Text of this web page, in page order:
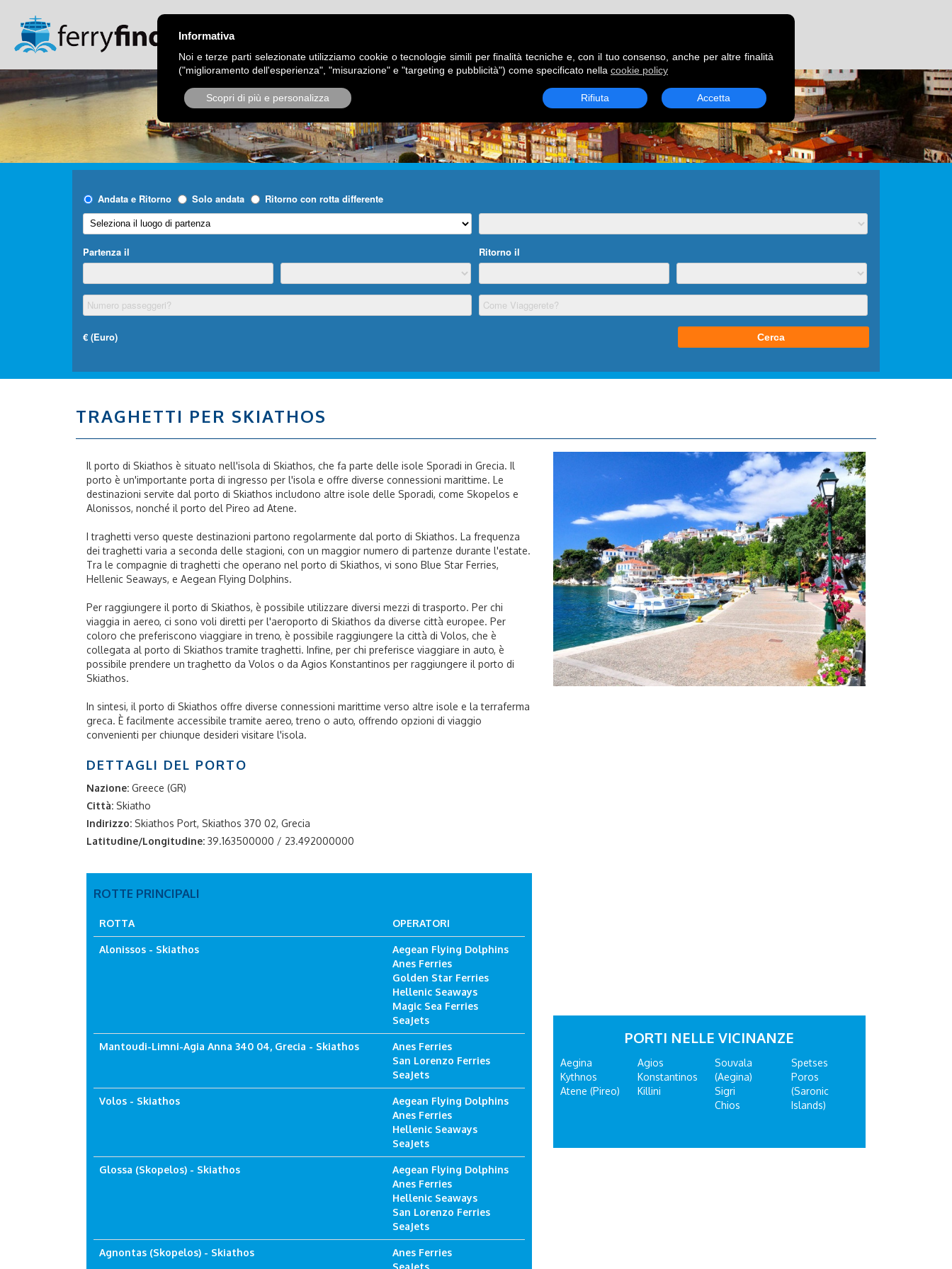
CHI SIAMO
TRAGHETTI PER SKIATHOS
Il porto di Skiathos è situato nell'isola di Skiathos, che fa parte delle isole Sporadi in Grecia. Il
porto è un'importante porta di ingresso per l'isola e offre diverse connessioni marittime. Le
destinazioni servite dal porto di Skiathos includono altre isole delle Sporadi, come Skopelos e
Alonissos, nonché il porto del Pireo ad Atene.
I traghetti verso queste destinazioni partono regolarmente dal porto di Skiathos. La frequenza
dei traghetti varia a seconda delle stagioni, con un maggior numero di partenze durante l'estate.
Tra le compagnie di traghetti che operano nel porto di Skiathos, vi sono Blue Star Ferries,
Hellenic Seaways, e Aegean Flying Dolphins.
Per raggiungere il porto di Skiathos, è possibile utilizzare diversi mezzi di trasporto. Per chi
viaggia in aereo, ci sono voli diretti per l'aeroporto di Skiathos da diverse città europee. Per
coloro che preferiscono viaggiare in treno, è possibile raggiungere la città di Volos, che è
collegata al porto di Skiathos tramite traghetti. Infine, per chi preferisce viaggiare in auto, è
possibile prendere un traghetto da Volos o da Agios Konstantinos per raggiungere il porto di
Skiathos.
In sintesi, il porto di Skiathos offre diverse connessioni marittime verso altre isole e la terraferma
greca. È facilmente accessibile tramite aereo, treno o auto, offrendo opzioni di viaggio
convenienti per chiunque desideri visitare l'isola.
DETTAGLI DEL PORTO
Nazione: Greece (GR)
Città: Skiatho
Indirizzo: Skiathos Port, Skiathos 370 02, Grecia
Latitudine/Longitudine: 39.163500000 / 23.492000000
ROTTE PRINCIPALI
ROTTA OPERATORI
Alonissos - Skiathos
Aegean Flying Dolphins
Anes Ferries
Golden Star Ferries
Hellenic Seaways
Magic Sea Ferries
SeaJets
Mantoudi-Limni-Agia Anna 340 04, Grecia - Skiathos
Anes Ferries
San Lorenzo Ferries
SeaJets
Volos - Skiathos
Aegean Flying Dolphins
Anes Ferries
Hellenic Seaways
SeaJets
Glossa (Skopelos) - Skiathos
Aegean Flying Dolphins
Anes Ferries
Hellenic Seaways
San Lorenzo Ferries
SeaJets
Agnontas (Skopelos) - Skiathos
Anes Ferries
SeaJets
PORTI NELLE VICINANZE
Aegina
Kythnos
Atene (Pireo)
Agios
Konstantinos
Killini
Souvala
(Aegina)
Sigri
Chios
Spetses
Poros
(Saronic
Islands)
Informativa
Noi e terze parti selezionate utilizziamo cookie o tecnologie simili per finalità tecniche e, con il tuo consenso, anche per altre finalità
("miglioramento dell'esperienza", "misurazione" e "targeting e pubblicità") come specificato nella cookie policy
Rifiuta Accetta
Scopri di più e personalizza